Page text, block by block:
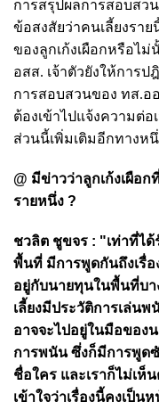
การสรุปผลการสอบสว
ข้อสงสัยว่าคนเลี้ยงรา
ของลูกเก้งเผือกหรือไ
อสส. เจ้าตัวยังให้การป
การสอบสวนของ ทส.อ
ต้องเข้าไปแจ้งความต่
ส่วนนี้เพิ่มเติมอีกทางห
@ มีข่าวว่าลูกเก้งเผือ
รายหนึ่ง ?
ชวลิต ชูขจร : "เท่าที่ไ
พื้นที่ มีการพูดกันถึงเรื่อ
อยู่กับนายทุนในพื้นที่บา
เลี้ยงมีประวัติการเล่น
อาจจะไปอยู่ในมือของ
การพนัน ซึ่งก็มีการพูด
ชื่อใคร และเราก็ไม่เห็
เข้าใจว่าเรื่องนี้คงเป็น